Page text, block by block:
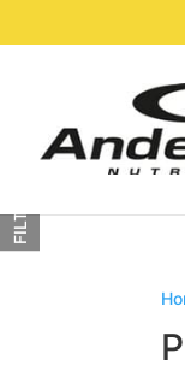
FILTRA